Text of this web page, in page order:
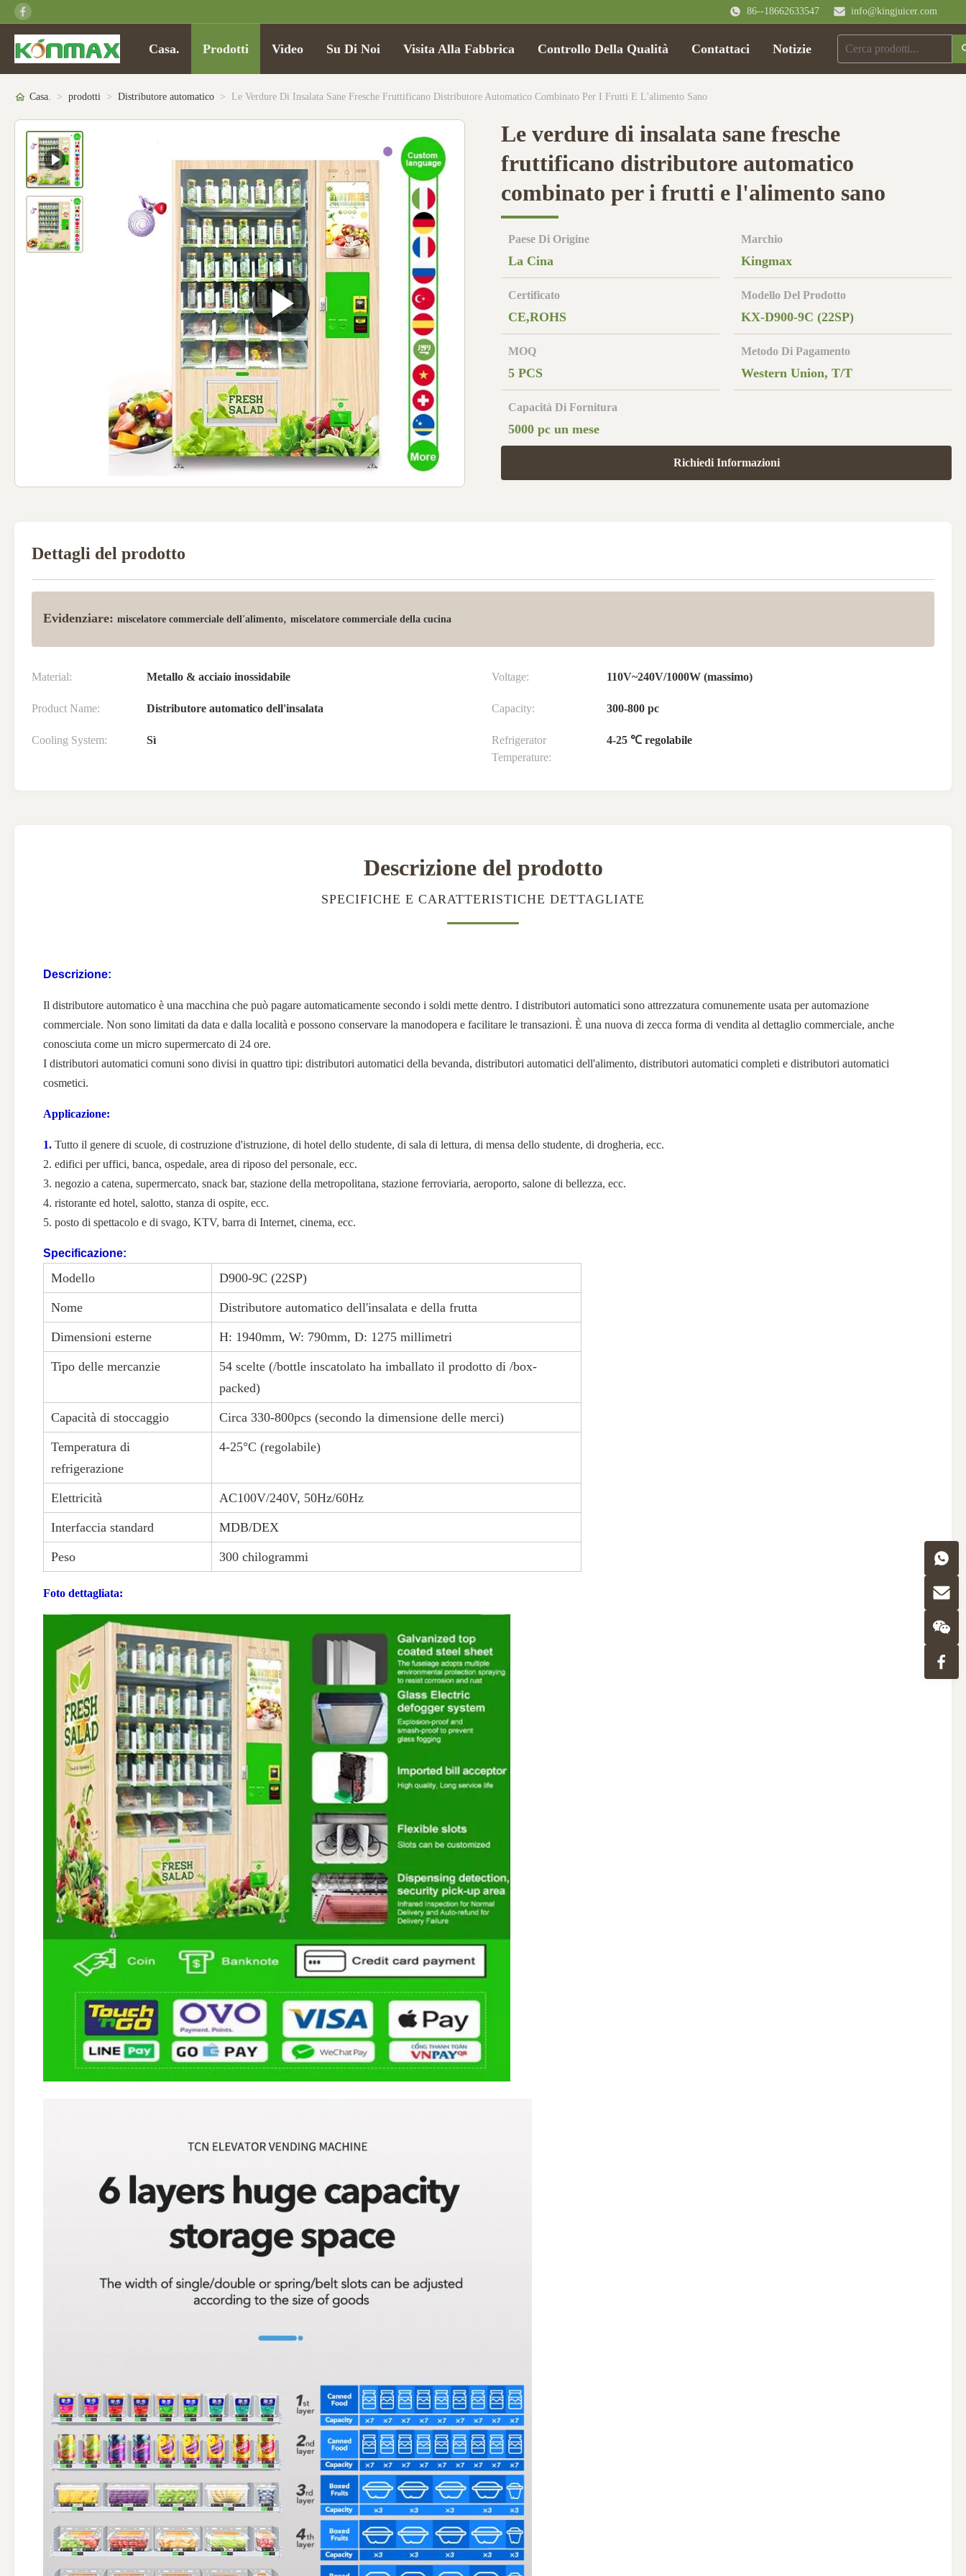
86--18662633547 info@kingjuicer.com
Casa. Prodotti Video Su Di Noi Visita Alla Fabbrica Controllo Della Qualità Contattaci Notizie
Casa. > prodotti > Distributore automatico > Le Verdure Di Insalata Sane Fresche Fruttificano Distributore Automatico Combinato Per I Frutti E L'alimento Sano
Le verdure di insalata sane fresche
fruttificano distributore automatico
combinato per i frutti e l'alimento sano
Paese Di Origine
La Cina
Marchio
Kingmax
Certificato
CE,ROHS
Modello Del Prodotto
KX-D900-9C (22SP)
MOQ
5 PCS
Metodo Di Pagamento
Western Union, T/T
Capacità Di Fornitura
5000 pc un mese
Richiedi Informazioni
Dettagli del prodotto
Evidenziare: miscelatore commerciale dell'alimento, miscelatore commerciale della cucina
Material: Metallo & acciaio inossidabile Voltage: 110V~240V/1000W (massimo)
Product Name: Distributore automatico dell'insalata Capacity: 300-800 pc
Cooling System: Sì
Refrigerator
Temperature:
4-25 ℃ regolabile
Descrizione del prodotto
SPECIFICHE E CARATTERISTICHE DETTAGLIATE
Descrizione:
Il distributore automatico è una macchina che può pagare automaticamente secondo i soldi mette dentro. I distributori automatici sono attrezzatura comunemente usata per automazione
commerciale. Non sono limitati da data e dalla località e possono conservare la manodopera e facilitare le transazioni. È una nuova di zecca forma di vendita al dettaglio commerciale, anche
conosciuta come un micro supermercato di 24 ore.
I distributori automatici comuni sono divisi in quattro tipi: distributori automatici della bevanda, distributori automatici dell'alimento, distributori automatici completi e distributori automatici
cosmetici.
Applicazione:
1. Tutto il genere di scuole, di costruzione d'istruzione, di hotel dello studente, di sala di lettura, di mensa dello studente, di drogheria, ecc.
2. edifici per uffici, banca, ospedale, area di riposo del personale, ecc.
3. negozio a catena, supermercato, snack bar, stazione della metropolitana, stazione ferroviaria, aeroporto, salone di bellezza, ecc.
4. ristorante ed hotel, salotto, stanza di ospite, ecc.
5. posto di spettacolo e di svago, KTV, barra di Internet, cinema, ecc.
Specificazione:
Modello D900-9C (22SP)
Nome Distributore automatico dell'insalata e della frutta
Dimensioni esterne H: 1940mm, W: 790mm, D: 1275 millimetri
Tipo delle mercanzie
54 scelte (/bottle inscatolato ha imballato il prodotto di /box-
packed)
Capacità di stoccaggio Circa 330-800pcs (secondo la dimensione delle merci)
Temperatura di
refrigerazione
4-25°C (regolabile)
Elettricità AC100V/240V, 50Hz/60Hz
Interfaccia standard MDB/DEX
Peso 300 chilogrammi
Foto dettagliata: